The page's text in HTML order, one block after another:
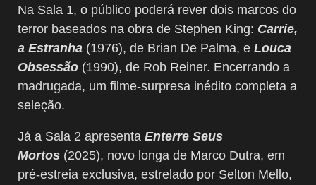
Na Sala 1, o público poderá rever dois marcos do
terror baseados na obra de Stephen King: Carrie,
a Estranha (1976), de Brian De Palma, e Louca
Obsessão (1990), de Rob Reiner. Encerrando a
madrugada, um filme-surpresa inédito completa a
seleção.
Já a Sala 2 apresenta Enterre Seus
Mortos (2025), novo longa de Marco Dutra, em
pré-estreia exclusiva, estrelado por Selton Mello,